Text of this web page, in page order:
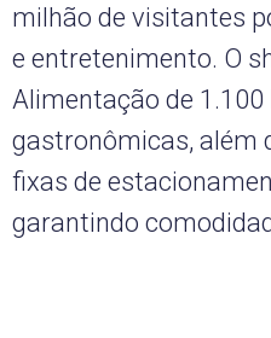
milhão de visitantes
e entretenimento. O
Alimentação de
gastronômicas, além
fixas de
garantindo